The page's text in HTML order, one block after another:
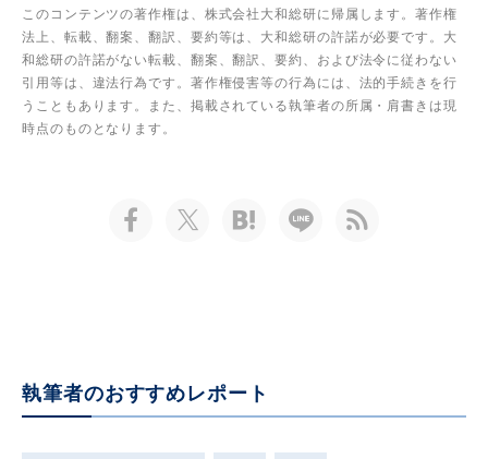
このコンテンツの著作権は、株式会社大和総研に帰属します。著作権
法上、転載、翻案、翻訳、要約等は、大和総研の許諾が必要です。大
和総研の許諾がない転載、翻案、翻訳、要約、および法令に従わない
引用等は、違法行為です。著作権侵害等の行為には、法的手続きを行
うこともあります。また、掲載されている執筆者の所属・肩書きは現
時点のものとなります。
執筆者のおすすめレポート